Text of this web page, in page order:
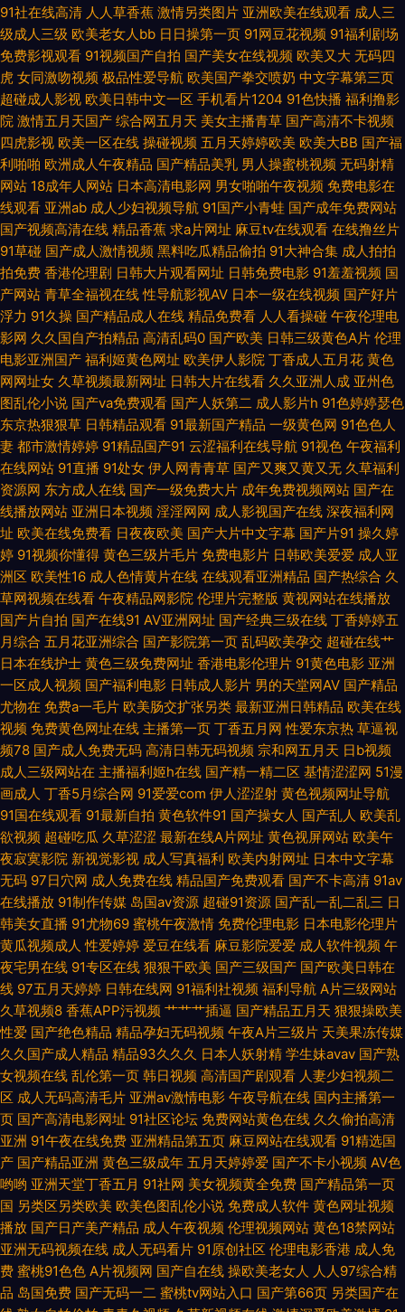
超碰在线69 国语狠狠干 欧美精品综合 日韩中文字幕豆花 影音先锋成人久 97
色婷婷 欧美精品3 白丝学姐操逼 海角社区肏屄视频 男女色色大全套 手机在
线视91 最新五月丁香网 av三级操 精品日韩 青青伊人视频 午夜寂寞视频 91
论坛最新地址 操碰视频91 国内精品海角视频 免费看的黄色网址 日韩欧美大
片 亚洲激情午夜丁香 av性影 国语狠狠干 欧美A片视频 丝袜美腿性爱 91超碰
在线 俺去也视频 国产精品久草不停 蜜芽9啪啪视频 日韩有码三上 在线视频
日韩有码 草草激情网 激情片a级试看 人妻伊人大香蕉 亚洲操片免费看 天天
操精品 97美女在线视频 国产日韩九九 男女上床视频 午夜寂寞福利 91资源超
碰总站 国肏精品 另类情趣网 日韩中文字幕豆花 91白丝综合网 超碰91成人在
线 黄色免费网站看片 欧美性爱中文字幕 伊人av成人 wwwwwww黄 韩国三
级大片 欧美日A 午夜肏屄网 91熟女网 大香蕉久久 九九热这里只有精 人人操
人人色网 亚洲ts另类 www大男人影院 海角社区母子 欧洲传媒AV网 亚洲福
利香蕉导航 99热这 国产熟女自拍 欧美丁香园婷婷 天天肏屄网站 91视频官网
社区 国产TS在线播放 欧美操逼基地国产 微拍亚洲色 91视频永久网址 岛国
精品资源网站 另类视频综合 日韩中文视频 91成人版下载 久草福利视频免费
日韩三级aa 91福利老司机 成人超踫 久久色窝窝 日韩一级操逼片 91传媒综综
合网 超碰搁操逼 九九有精品 日韩成性交网在线 91桃色国产探花 国产精品日
韩久久 人人肏艹 亚洲一区97色 草逼福利视频导航 黄色网大全 人人操操 伊
人福利导航 爱豆AV首页 久久福利网 午夜影视91 99这里都是精品 国产日韩
欧美精品 欧美色图色99 香蕉视频黄色 av超碰 国内肏屄视频 欧美性爱二区
综合狼人Av 成人影片大香蕉 蜜桃91无码入口 天堂逼色 91蜜桃在线观看 国产
91福利 女同性恋视频 午夜影院入口 A片影院 黄色三级片网址 日日肏日肏 91
视频家庭 免费性片 亚洲成人色情电影 福利AV一区 欧美性爱综合网 日本
www免费 成人a高清免费版 另类色色 亚洲阿b天堂 不卡精品久久 久久丁香
五月 四虎东方av AV女优久久嗳 黄色片子免费看 日韩成人久久网址 91精品
国自产 国产91蜜臀人妻 人人操在线观看 69大伊人 豆花社区自拍 美女爆操
伪娘ts网站 91自产精品国 国产酒店久久网 欧美中文字 一区二还精品 俺去也
综合网 玖玖视频久久 婷婷五月天二区 97人妻超碰 韩国偷拍免费观看 日本的
A网站 91次元黄色pc 国产TV在线观看
91社在线高清 人人草香蕉 激情另类图片 亚洲欧美在线观看 成人三
级成人三级 欧美老女人bb 日日操第一页 91网豆花视频 91福利剧场
免费影视观看 91视频国产自拍 国产美女在线视频 欧美又大 无码四
虎 女同激吻视频 极品性爱导航 欧美国产拳交喷奶 中文字幕第三页
超碰成人影视 欧美日韩中文一区 手机看片1204 91色快播 福利撸影
院 激情五月天国产 综合网五月天 美女主播青草 国产高清不卡视频
四虎影视 欧美一区在线 操碰视频 五月天婷婷欧美 欧美大BB 国产福
利啪啪 欧洲成人午夜精品 国产精品美乳 男人操蜜桃视频 无码射精
网站 18成年人网站 日本高清电影网 男女啪啪午夜视频 免费电影在
线观看 亚洲ab 成人少妇视频导航 91国产小青蛙 国产成年免费网站
国产视频高清在线 精品香蕉 求a片网址 麻豆tv在线观看 在线撸丝片
91草碰 国产成人激情视频 黑料吃瓜精品偷拍 91大神合集 成人拍拍
拍免费 香港伦理剧 日韩大片观看网址 日韩免费电影 91羞羞视频 国
产网站 青草全福视在线 性导航影视AV 日本一级在线视频 国产好片
浮力 91久操 国产精品成人在线 精品免费看 人人看操碰 午夜伦理电
影网 久久国自产拍精品 高清乱码0 国产欧美 日韩三级黄色A片 伦理
电影亚洲国产 福利姬黄色网址 欧美伊人影院 丁香成人五月花 黄色
网网址女 久草视频最新网址 日韩大片在线看 久久亚洲人成 亚州色
图乱伦小说 国产va免费观看 国产人妖第二 成人影片h 91色婷婷瑟色
东京热狠狠草 日韩精品观看 91最新国产精品 一级黄色网 91色色人
妻 都市激情婷婷 91精品国产91 云涩福利在线导航 91视色 午夜福利
在线网站 91直播 91处女 伊人网青青草 国产又爽又黄又无 久草福利
资源网 东方成人在线 国产一级免费大片 成年免费视频网站 国产在
线播放网站 亚洲日本视频 淫淫网网 成人影视国产在线 深夜福利网
址 欧美在线免费看 日夜夜欧美 国产大片中文字幕 国产片91 操久婷
婷 91视频你懂得 黄色三级片毛片 免费电影片 日韩欧美爱爱 成人亚
洲区 欧美性16 成人色情黄片在线 在线观看亚洲精品 国产热综合 久
草网视频在线看 午夜精品网影院 伦理片完整版 黄视网站在线播放
国产片自拍 国产在线91 AV亚洲网址 国产经典三级在线 丁香婷婷五
月综合 五月花亚洲综合 国产影院第一页 乱码欧美孕交 超碰在线艹
日本在线护士 黄色三级免费网址 香港电影伦理片 91黄色电影 亚洲
一区成人视频 国产福利电影 日韩成人影片 男的天堂网AV 国产精品
尤物在 免费a一毛片 欧美肠交扩张另类 最新亚洲日韩精品 欧美在线
视频 免费黄色网址在线 主播第一页 丁香五月网 性爱东京热 草逼视
频78 国产成人免费无码 高清日韩无码视频 宗和网五月天 日b视频
成人三级网站在 主播福利姬h在线 国产精一精二区 基情涩涩网 51漫
画成人 丁香5月综合网 91爱爱com 伊人涩涩射 黄色视频网址导航
91国在线观看 91最新自拍 黄色软件91 国产操女人 国产乱人 欧美乱
欲视频 超碰吃瓜 久草涩涩 最新在线A片网址 黄色视屏网站 欧美午
夜寂寞影院 新视觉影视 成人写真福利 欧美内射网址 日本中文字幕
无码 97日穴网 成人免费在线 精品国产免费观看 国产不卡高清 91av
在线播放 91制作传媒 岛国av资源 超碰91资源 国产乱一乱二乱三 日
韩美女直播 91尤物69 蜜桃午夜激情 免费伦理电影 日本电影伦理片
黄瓜视频成人 性爱婷婷 爱豆在线看 麻豆影院爱爱 成人软件视频 午
夜宅男在线 91专区在线 狠狠干欧美 国产三级国产 国产欧美日韩在
线 97五月天婷婷 日韩在线网 91福利社视频 福利导航 A片三级网站
久草视频8 香蕉APP污视频 艹艹艹插逼 国产精品五月天 狠狠操欧美
性爱 国产绝色精品 精品孕妇无码视频 午夜A片三级片 天美果冻传媒
久久国产成人精品 精品93久久久 日本人妖射精 学生妹avav 国产熟
女视频在线 乱伦第一页 韩日视频 高清国产剧观看 人妻少妇视频二
区 成人无码高清毛片 亚洲av激情电影 午夜导航在线 国内主播第一
页 国产高清电影网址 91社区论坛 免费网站黄色在线 久久偷拍高清
亚洲 91午夜在线免费 亚洲精品第五页 麻豆网站在线观看 91精选国
产 国产精品亚洲 黄色三级成年 五月天婷婷爱 国产不卡小视频 AV色
哟哟 亚洲天堂丁香五月 91社网 美女视频黄全免费 国产精品第一页
国 另类区另类欧美 欧美色图乱伦小说 免费成人软件 黄色网址视频
播放 国产日产美产精品 成人午夜视频 伦理视频网站 黄色18禁网站
亚洲无码视频在线 成人无码看片 91原创社区 伦理电影香港 成人免
费 蜜桃91色色 A片视频网 国产自在线 操欧美老女人 人人97综合精
品 岛国免费 国产无码一二 蜜桃tv网站入口 国产第66页 另类国产在